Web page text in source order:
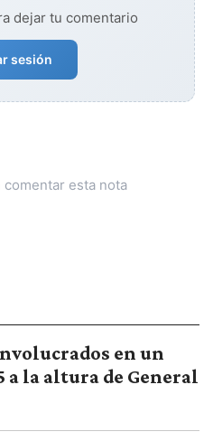
dejar tu comentario
sesión
esta nota
en un
a la altura de General